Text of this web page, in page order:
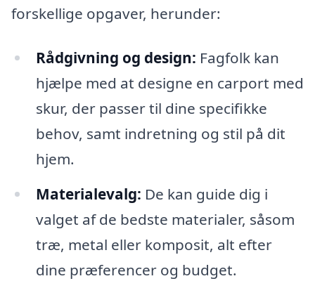
forskellige opgaver, herunder:
Rådgivning og design: Fagfolk kan
hjælpe med at designe en carport med
skur, der passer til dine specifikke
behov, samt indretning og stil på dit
hjem.
Materialevalg: De kan guide dig i
valget af de bedste materialer, såsom
træ, metal eller komposit, alt efter
dine præferencer og budget.